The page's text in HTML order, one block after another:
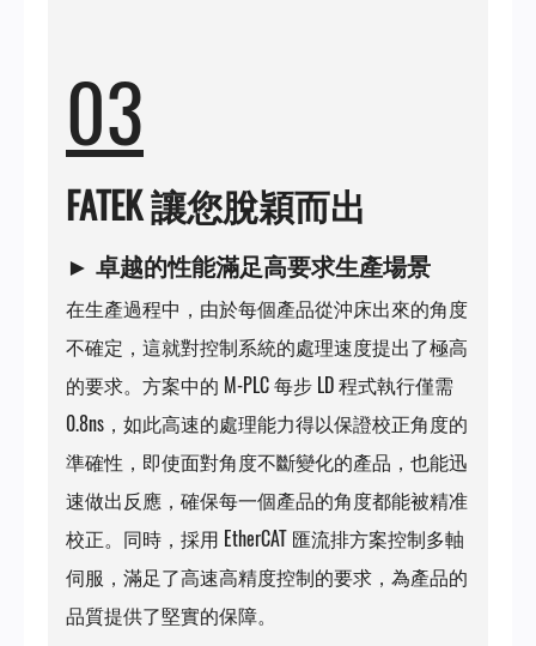
03
FATEK 讓您脫穎而出
► 卓越的性能滿足高要求生產場景
在生產過程中，由於每個產品從沖床出來的角度
不確定，這就對控制系統的處理速度提出了極高
的要求。方案中的 M-PLC 每步 LD 程式執行僅需
0.8ns，如此高速的處理能力得以保證校正角度的
準確性，即使面對角度不斷變化的產品，也能迅
速做出反應，確保每一個產品的角度都能被精准
校正。同時，採用 EtherCAT 匯流排方案控制多軸
伺服，滿足了高速高精度控制的要求，為產品的
品質提供了堅實的保障。